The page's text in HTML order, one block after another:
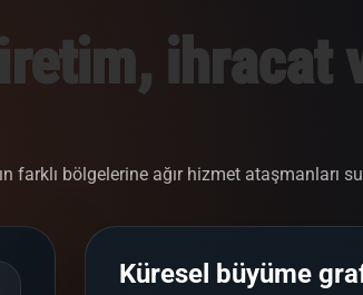
ihracat
farklı bölgelerine ağır hizmet ataşmanları
Küresel büyüme